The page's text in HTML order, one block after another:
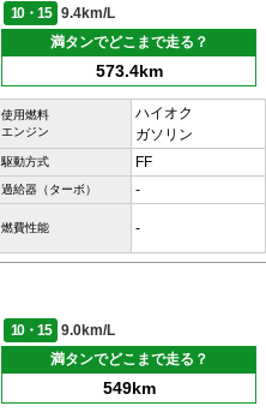
10・15
9.4km/L
満タンでどこまで走る？
573.4km
使用燃料
エンジン
ハイオク
ガソリン
駆動方式 FF
過給器（ターボ） -
燃費性能 -
10・15
9.0km/L
満タンでどこまで走る？
549km